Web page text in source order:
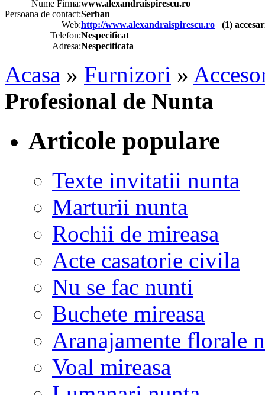
Nume Firma:www.alexandraispirescu.ro
Persoana de contact:Serban
Web:http://www.alexandraispirescu.ro (1)
Telefon:Nespecificat
Adresa:Nespecificata
Acasa » Furnizori »
Profesional de Nunta
Articole populare
Texte invitatii nunta
Marturii nunta
Rochii de mireasa
Acte casatorie civila
Nu se fac nunti
Buchete mireasa
Aranajamente florale
Voal mireasa